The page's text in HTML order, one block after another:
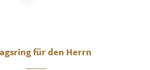
für den Herrn